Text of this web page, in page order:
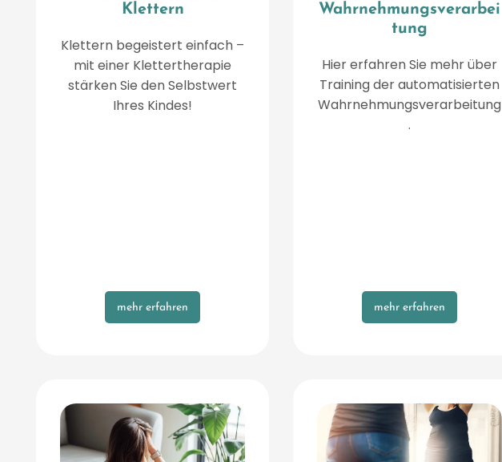
Klettern
Klettern begeistert einfach –
mit einer Klettertherapie
stärken Sie den Selbstwert
Ihres Kindes!
mehr erfahren
Wahrnehmungsverarbei
tung
Hier erfahren Sie mehr über
Training der automatisierten
Wahrnehmungsverarbeitung
.
mehr erfahren